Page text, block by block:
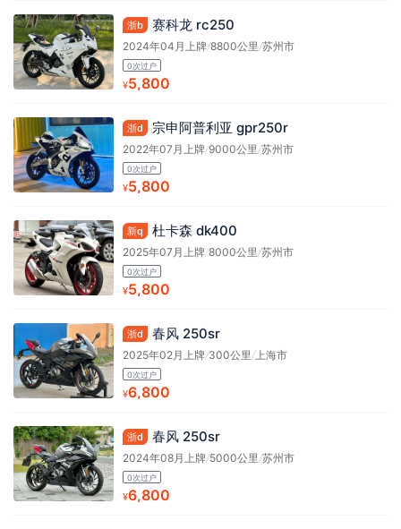
浙b 赛科龙 rc250
2024年04月上牌/8800公里 /苏州市
0次过户
¥5,800
浙d 宗申阿普利亚 gpr250r
2022年07月上牌/9000公里 /苏州市
0次过户
¥5,800
新q 杜卡森 dk400
2025年07月上牌/8000公里 /苏州市
0次过户
¥5,800
浙d 春风 250sr
2025年02月上牌/300公里 /上海市
0次过户
¥6,800
浙d 春风 250sr
2024年08月上牌/5000公里 /苏州市
0次过户
¥6,800